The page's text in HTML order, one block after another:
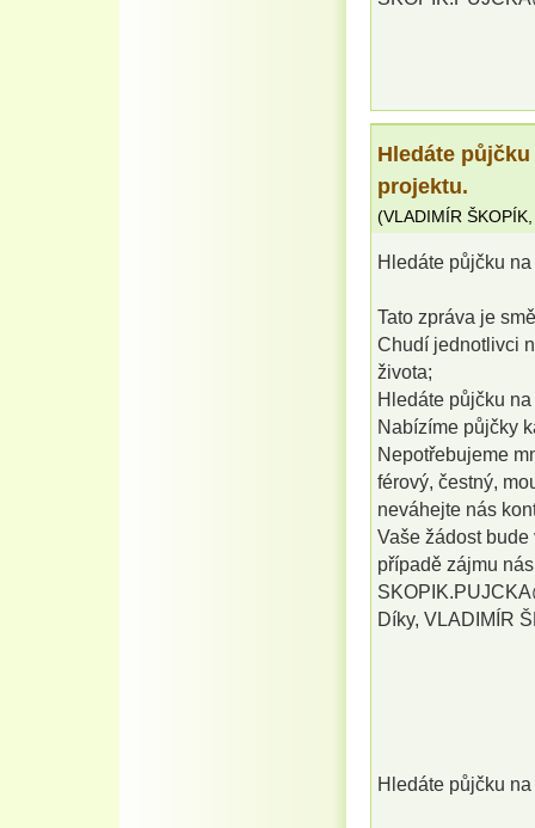
Hledáte
projektu.
(VLADIMÍR ŠKOPÍK
Hledáte půjčku
Tato zpráva je
Chudí jednotlivci
života;
Hledáte půjčku
Nabízíme půjčky
Nepotřebujeme
férový, čestný,
neváhejte nás
Vaše žádost
případě zájmu
Díky, VLADIMÍR
Hledáte půjčku